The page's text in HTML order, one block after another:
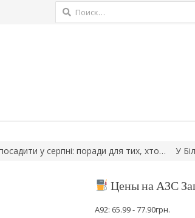
Найти:
поради для тих, хто… У
Цены на АЗС
А92: 65.99 - 77.90грн.